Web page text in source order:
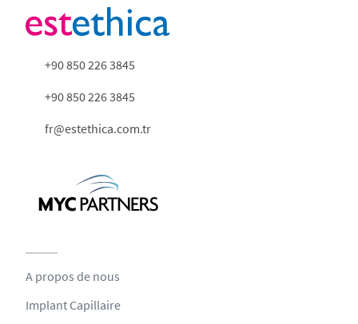
+90 850 226 3845
+90 850 226 3845
fr@estethica.com.tr
A propos de nous
Implant Capillaire